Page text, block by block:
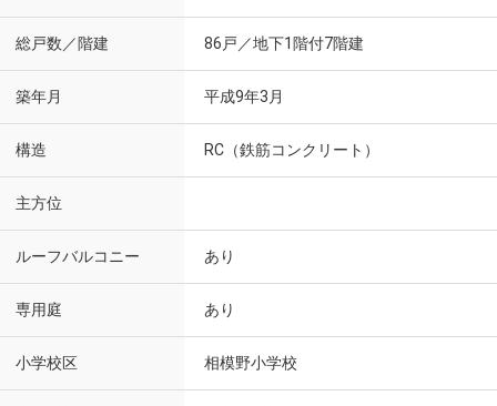
総戸数／階建 86戸／地下1階付7階建
築年月 平成9年3月
構造 RC（鉄筋コンクリート）
主方位
ルーフバルコニー あり
専用庭 あり
小学校区 相模野小学校